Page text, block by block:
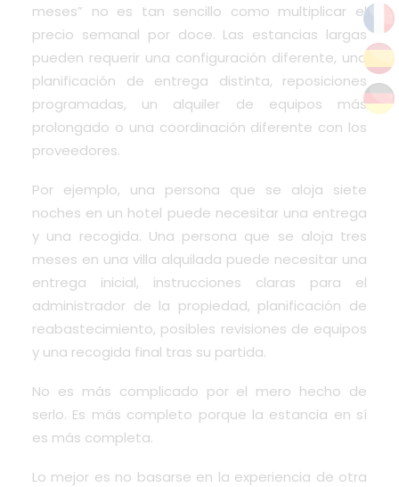
meses” no es tan sencillo como multiplicar el
precio semanal por doce. Las estancias largas
pueden requerir una configuración diferente, una
planificación de entrega distinta, reposiciones
programadas, un alquiler de equipos más
prolongado o una coordinación diferente con los
proveedores.
Por ejemplo, una persona que se aloja siete
noches en un hotel puede necesitar una entrega
y una recogida. Una persona que se aloja tres
meses en una villa alquilada puede necesitar una
entrega inicial, instrucciones claras para el
administrador de la propiedad, planificación de
reabastecimiento, posibles revisiones de equipos
y una recogida final tras su partida.
No es más complicado por el mero hecho de
serlo. Es más completo porque la estancia en sí
es más completa.
Lo mejor es no basarse en la experiencia de otra